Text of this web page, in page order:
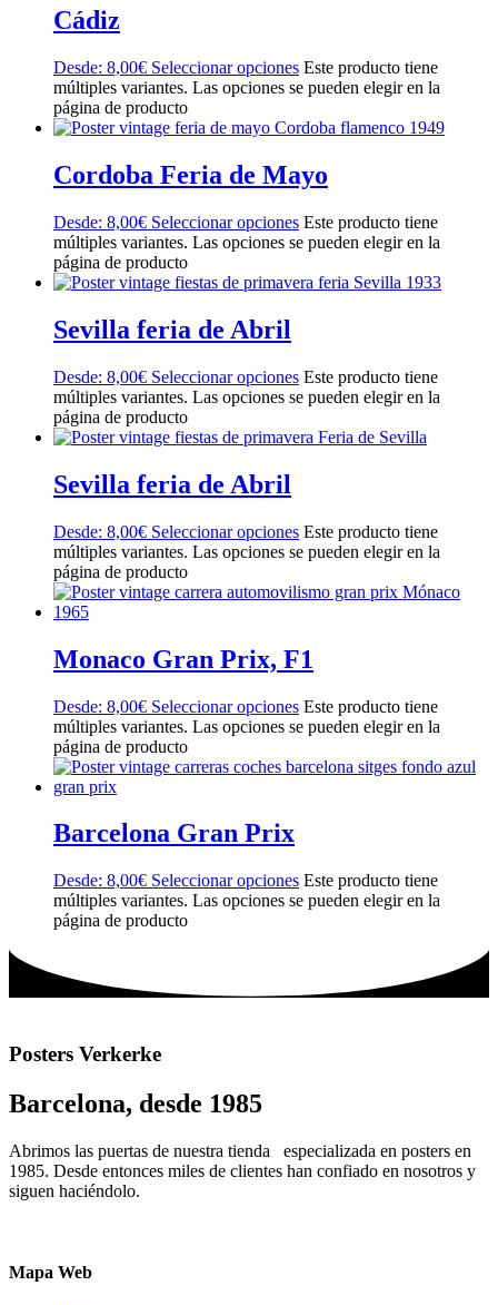
Cádiz
Desde: 8,00€ Seleccionar opciones Este producto tiene
múltiples variantes. Las opciones se pueden elegir en la
página de producto
Cordoba Feria de Mayo
Desde: 8,00€ Seleccionar opciones Este producto tiene
múltiples variantes. Las opciones se pueden elegir en la
página de producto
Sevilla feria de Abril
Desde: 8,00€ Seleccionar opciones Este producto tiene
múltiples variantes. Las opciones se pueden elegir en la
página de producto
Sevilla feria de Abril
Desde: 8,00€ Seleccionar opciones Este producto tiene
múltiples variantes. Las opciones se pueden elegir en la
página de producto
Monaco Gran Prix, F1
Desde: 8,00€ Seleccionar opciones Este producto tiene
múltiples variantes. Las opciones se pueden elegir en la
página de producto
Barcelona Gran Prix
Desde: 8,00€ Seleccionar opciones Este producto tiene
múltiples variantes. Las opciones se pueden elegir en la
página de producto
Posters Verkerke
Barcelona, desde 1985
Abrimos las puertas de nuestra tienda especializada en posters en
1985. Desde entonces miles de clientes han confiado en nosotros y
siguen haciéndolo.
Mapa Web